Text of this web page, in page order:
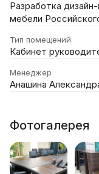
Разработка
мебели
Тип помещений
Кабинет
Менеджер
Анашина
Фотогалерея